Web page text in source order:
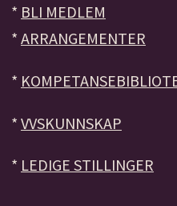
* BLI MEDLEM
* ARRANGEMENTER
*
* VVSKUNNSKAP
* LEDIGE STILLINGER